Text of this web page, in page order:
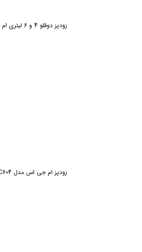
زودپز دوقلو 4 و 6 لیتری ام جی اس مدل PC746T
زودپز ام جی اس مدل PC604 حجم 4 لیتر